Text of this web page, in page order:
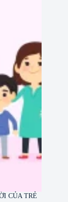
CỦA TRẺ